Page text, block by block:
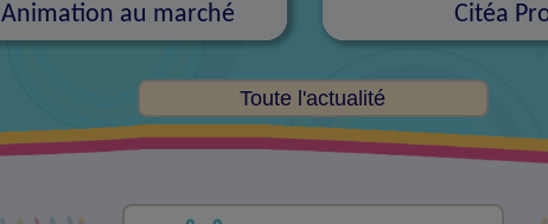
Animation au marché Citéa
Toute l'actualité